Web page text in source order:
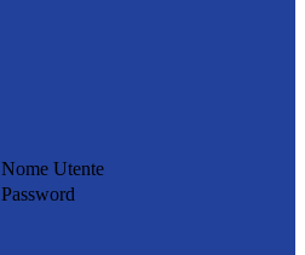
Nome Utente
Password